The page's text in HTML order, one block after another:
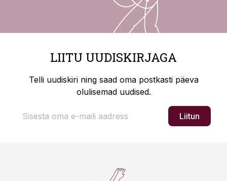
LIITU UUDISKIRJAGA
Telli uudiskiri ning saad oma postkasti päeva
olulisemad uudised.
Liitun